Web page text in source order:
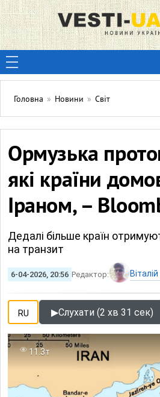
Головна » Новини » Світ
Ормузька
які країни
Іраном, –
Дедалі більше країн
на транзит
6-04-2026, 20:56 Редактор:
RU ▶Слухати (2 хв 31 сек)
11.3т